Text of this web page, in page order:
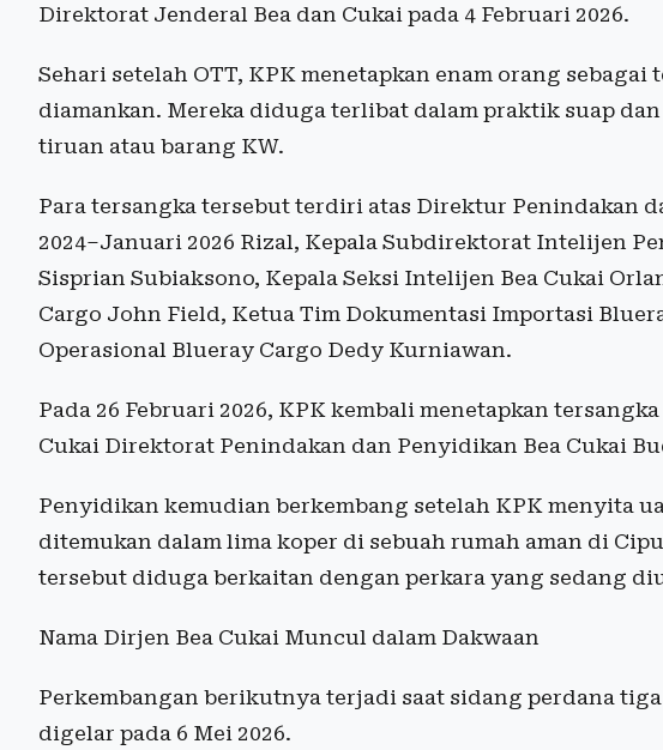
Direktorat Jenderal Bea dan Cukai pada 4 Februari 2026.
Sehari setelah OTT, KPK menetapkan enam orang
diamankan. Mereka diduga terlibat dalam praktik suap
tiruan atau barang KW.
Para tersangka tersebut terdiri atas Direktur Penindakan
2024–Januari 2026 Rizal, Kepala Subdirektorat Intelijen
Sisprian Subiaksono, Kepala Seksi Intelijen Bea Cukai
Cargo John Field, Ketua Tim Dokumentasi Importasi
Operasional Blueray Cargo Dedy Kurniawan.
Pada 26 Februari 2026, KPK kembali menetapkan
Cukai Direktorat Penindakan dan Penyidikan Bea Cukai
Penyidikan kemudian berkembang setelah KPK menyita
ditemukan dalam lima koper di sebuah rumah aman di
tersebut diduga berkaitan dengan perkara yang sedang
Nama Dirjen Bea Cukai Muncul dalam Dakwaan
Perkembangan berikutnya terjadi saat sidang perdana
digelar pada 6 Mei 2026.